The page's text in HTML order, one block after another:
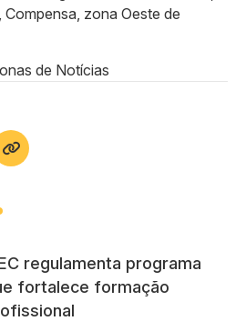
Compensa, zona Oeste de
de Notícias
regulamenta programa
fortalece formação